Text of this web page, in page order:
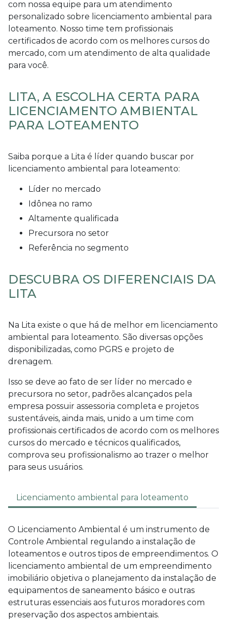
com nossa equipe para um atendimento
personalizado sobre licenciamento ambiental para
loteamento. Nosso time tem profissionais
certificados de acordo com os melhores cursos do
mercado, com um atendimento de alta qualidade
para você.
LITA, A ESCOLHA CERTA PARA
LICENCIAMENTO AMBIENTAL
PARA LOTEAMENTO
Saiba porque a Lita é líder quando buscar por
licenciamento ambiental para loteamento:
líder no mercado
idônea no ramo
altamente qualificada
precursora no setor
referência no segmento
DESCUBRA OS DIFERENCIAIS DA
LITA
Na Lita existe o que há de melhor em licenciamento
ambiental para loteamento. São diversas opções
disponibilizadas, como PGRS e projeto de
drenagem.
Isso se deve ao fato de ser líder no mercado e
precursora no setor, padrões alcançados pela
empresa possuir assessoria completa e projetos
sustentáveis, ainda mais, unido a um time com
profissionais certificados de acordo com os melhores
cursos do mercado e técnicos qualificados,
comprova seu profissionalismo ao trazer o melhor
para seus usuários.
Licenciamento ambiental para loteamento
O Licenciamento Ambiental é um instrumento de
Controle Ambiental regulando a instalação de
loteamentos e outros tipos de empreendimentos. O
licenciamento ambiental de um empreendimento
imobiliário objetiva o planejamento da instalação de
equipamentos de saneamento básico e outras
estruturas essenciais aos futuros moradores com
preservação dos aspectos ambientais.